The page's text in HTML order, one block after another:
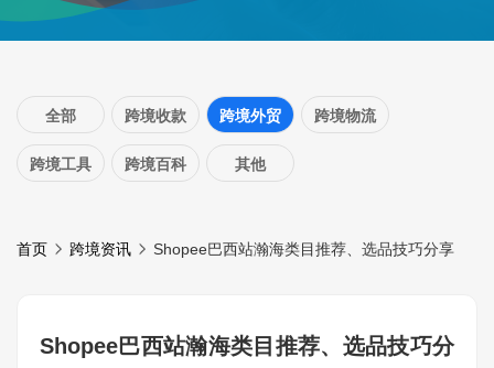
全部 跨境收款 跨境外贸 跨境物流
跨境工具 跨境百科 其他
首页 跨境资讯 Shopee巴西站瀚海类目推荐、选品技巧分享
Shopee巴西站瀚海类目推荐、选品技巧分